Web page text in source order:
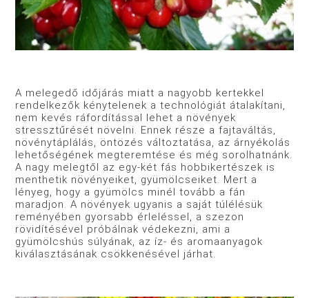
A melegedő időjárás miatt a nagyobb kertekkel
rendelkezők kénytelenek a technológiát átalakítani,
nem kevés ráfordítással lehet a növények
stressztűrését növelni. Ennek része a fajtaváltás,
növénytáplálás, öntözés változtatása, az árnyékolás
lehetőségének megteremtése és még sorolhatnánk.
A nagy melegtől az egy-két fás hobbikertészek is
menthetik növényeiket, gyümölcseiket. Mert a
lényeg, hogy a gyümölcs minél tovább a fán
maradjon. A növények ugyanis a saját túlélésük
reményében gyorsabb érleléssel, a szezon
rövidítésével próbálnak védekezni, ami a
gyümölcshús súlyának, az íz- és aromaanyagok
kiválasztásának csökkenésével járhat.